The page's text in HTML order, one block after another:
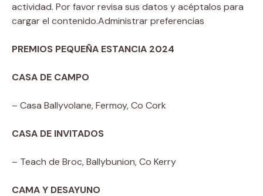
actividad. Por favor revisa sus datos y acéptalos para
cargar el contenido.Administrar preferencias
PREMIOS PEQUEÑA ESTANCIA 2024
CASA DE CAMPO
– Casa Ballyvolane, Fermoy, Co Cork
CASA DE INVITADOS
– Teach de Broc, Ballybunion, Co Kerry
CAMA Y DESAYUNO